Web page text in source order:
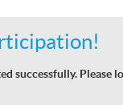
successfully.